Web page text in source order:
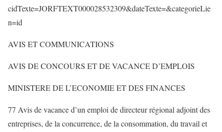
cidTexte=JORFTEXT000028532309&dateTexte=&categorieLie
n=id
AVIS ET COMMUNICATIONS
AVIS DE CONCOURS ET DE VACANCE D’EMPLOIS
MINISTERE DE L’ECONOMIE ET DES FINANCES
77 Avis de vacance d’un emploi de directeur régional adjoint des
entreprises, de la concurrence, de la consommation, du travail et